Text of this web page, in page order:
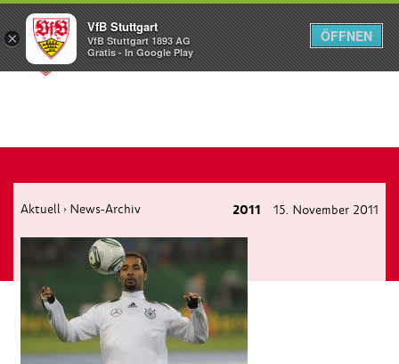
Menü
Aktuell › News-Archiv 2011 15. November 2011
×
VfB Stuttgart
VfB Stuttgart 1893 AG
Gratis - In Google Play
ÖFFNEN